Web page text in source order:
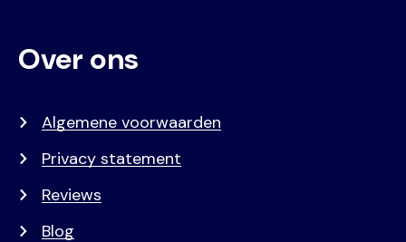
Over ons
Algemene voorwaarden
Privacy statement
Reviews
Blog